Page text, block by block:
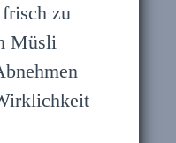
zu
Müsli